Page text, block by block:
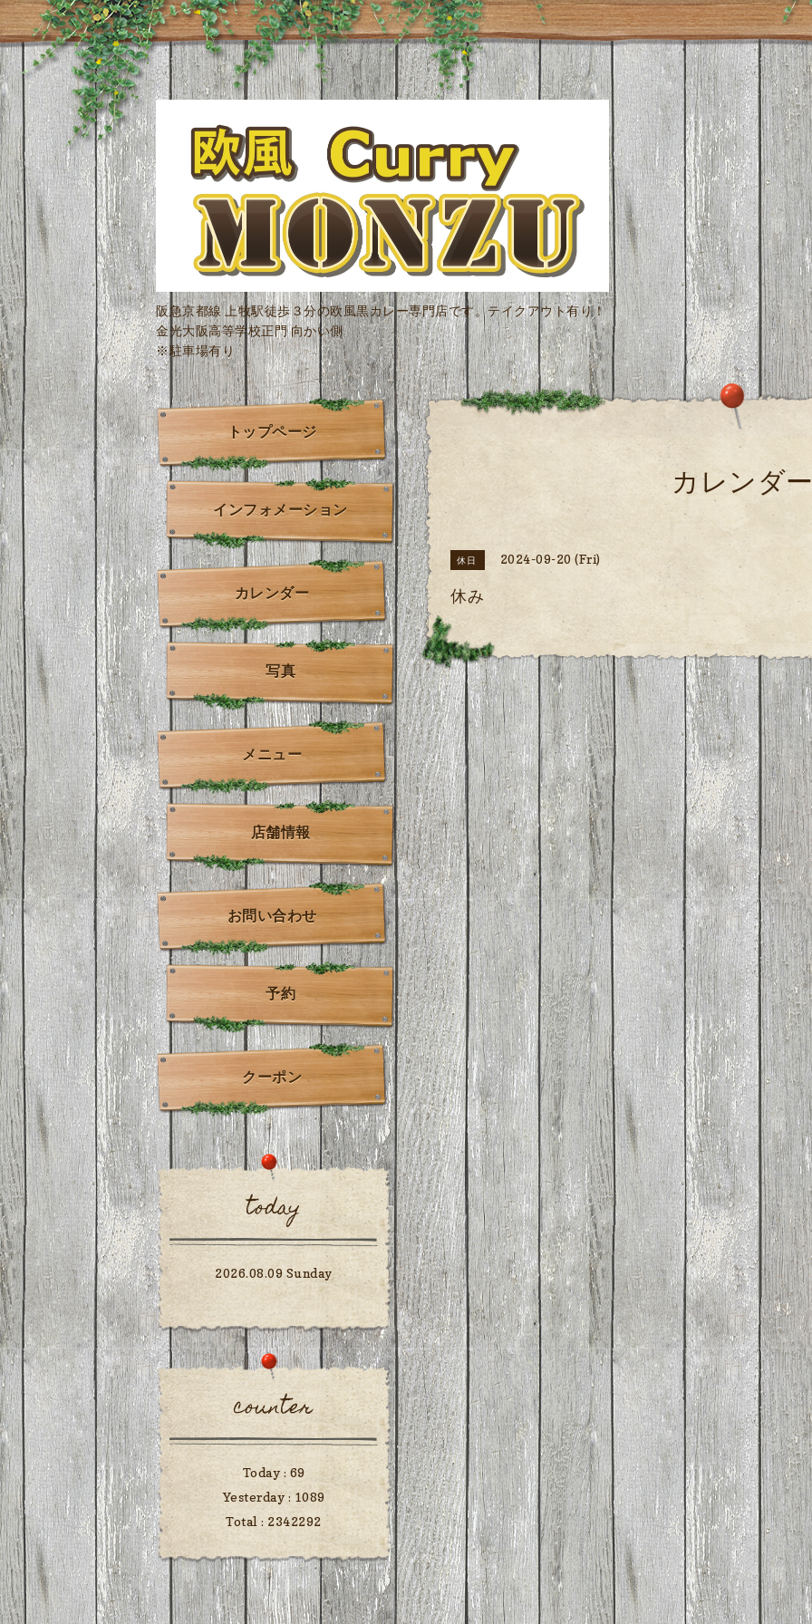
阪急京都線 上牧駅徒歩３分の欧風黒カレー専門店です。テイクアウト有り！
金光大阪高等学校正門 向かい側
※駐車場有り
カレンダ
休日 2024-09-20 (Fri)
休み
トップページ
インフォメーション
カレンダー
写真
メニュー
店舗情報
お問い合わせ
予約
クーポン
today
2026.08.09 Sunday
counter
Today : 69
Yesterday : 1089
Total : 2342292